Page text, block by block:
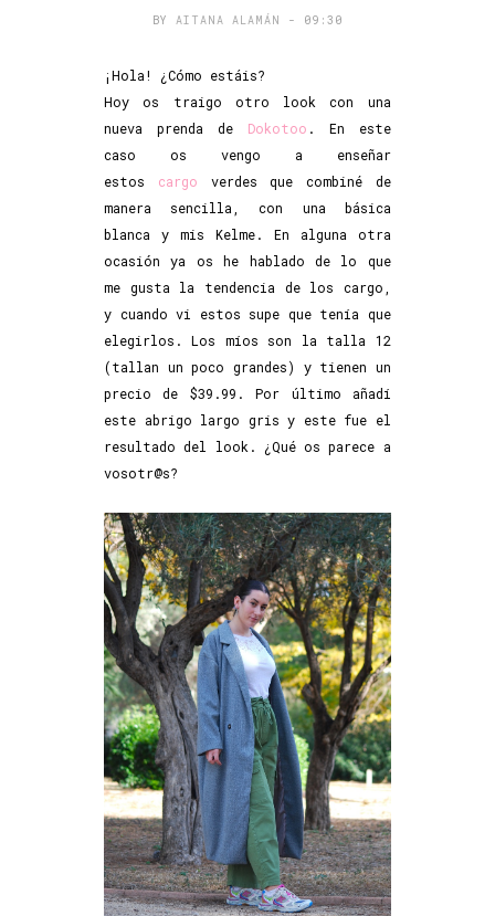
BY AITANA ALAMÁN - 09:30
¡Hola! ¿Cómo estáis?
Hoy os traigo otro look con una
nueva prenda de Dokotoo . En este
caso os vengo a enseñar
estos cargo verdes que combiné de
manera sencilla, con una básica
blanca y mis Kelme. En alguna otra
ocasión ya os he hablado de lo que
me gusta la tendencia de los cargo,
y cuando vi estos supe que tenía que
elegirlos. Los míos son la talla 12
(tallan un poco grandes) y tienen un
precio de $39.99. Por último añadí
este abrigo largo gris y este fue el
resultado del look. ¿Qué os parece a
vosotr@s?